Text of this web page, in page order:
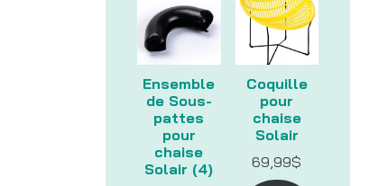
Ensemble
de Sous-
pattes
pour
chaise
Solair (4)
Coquille
pour
chaise
Solair
69,99$